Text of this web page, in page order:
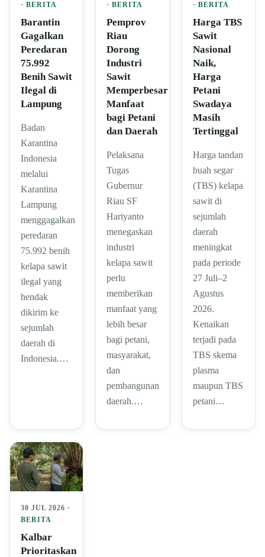
· BERITA
Barantin
Gagalkan
Peredaran
75.992
Benih Sawit
Ilegal di
Lampung
Badan
Karantina
Indonesia
melalui
Karantina
Lampung
menggagalkan
peredaran
75.992 benih
kelapa sawit
ilegal yang
hendak
dikirim ke
sejumlah
daerah di
Indonesia.…
·BERITA
Pemprov
Riau
Dorong
Industri
Sawit
Memperbesar
Manfaat
bagi Petani
dan Daerah
Pelaksana
Tugas
Gubernur
Riau SF
Hariyanto
menegaskan
industri
kelapa sawit
perlu
memberikan
manfaat yang
lebih besar
bagi petani,
masyarakat,
dan
pembangunan
daerah.…
· BERITA
Harga TBS
Sawit
Nasional
Naik,
Harga
Petani
Swadaya
Masih
Tertinggal
Harga tandan
buah segar
(TBS) kelapa
sawit di
sejumlah
daerah
meningkat
pada periode
27 Juli–2
Agustus
2026.
Kenaikan
terjadi pada
TBS skema
plasma
maupun TBS
petani…
30 JUL 2026 ·
BERITA
Kalbar
Prioritaskan